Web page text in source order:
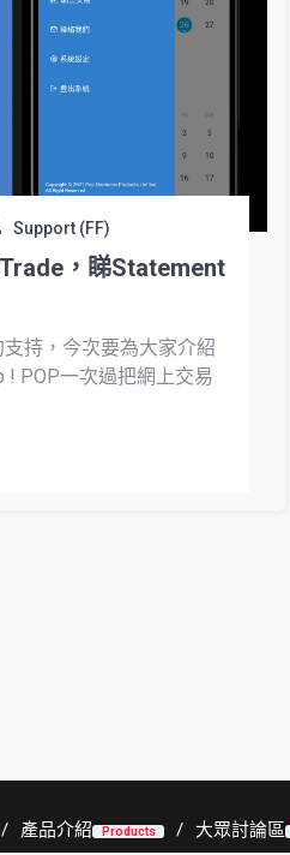
Support (FF)
，睇Statement
持，今次要為大家介紹
! POP一次過把網上交易
產品介紹 Products 大眾討論區